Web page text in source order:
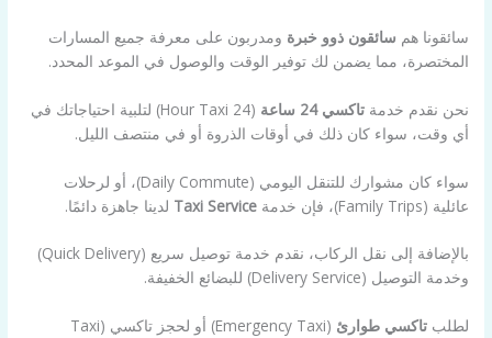
سائقونا هم سائقون ذوو خبرة ومدربون على معرفة جميع المسارات
المختصرة، مما يضمن لك توفير الوقت والوصول في الموعد المحدد.
نحن نقدم خدمةتاكسي 24 ساعة
(24 Hour Taxi) لتلبية احتياجاتك في
أي وقت، سواء كان ذلك في أوقات الذروة أو في منتصف الليل.
سواء كان مشوارك للتنقل اليومي (Daily Commute)، أو لرحلات
عائلية (Family Trips)، فإن خدمة
Taxi Service لدينا جاهزة دائمًا.
بالإضافة إلى نقل الركاب، نقدم خدمة توصيل سريع (Quick Delivery)
وخدمة التوصيل (Delivery Service) للبضائع الخفيفة.
لطلبتاكسي طوارئ
(Emergency Taxi) أو لحجز تاكسي (Taxi